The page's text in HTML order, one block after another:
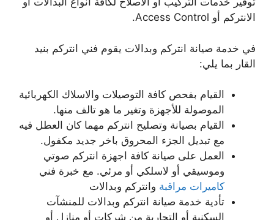
الانتركم أو Access Control.
في خدمة صيانة انتركم وبدالات يقوم فني انتركم بنيد
القار بما يلي:
القيام بفحص كافة التوصيلات والاسلاك الكهربائية
الموصولة للأجهزة وتغير ما هو تالف منها.
القيام بصيانة وتصليح انتركم مهما كان العطل فيه
مع تبديل الجزء المحروق باخر جديد مكفول.
العمل على صيانة كافة اجهزة انتركم صوتي
وموسيقي أو لاسلكي أو مرئي. مع خبرة فني
كاميرات مراقبة وانتركم وبدالات
تأدية خدمة صيانة انتركم وبدالات للمنشآت
السكنية أو التجارية من شركات أو منازل أو